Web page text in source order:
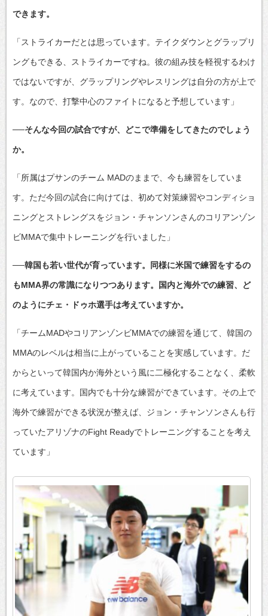
できます。
「ストライカーだとは思っています。テイクダウンとグラップリ
ングもできる、ストライカーですね。彼の組み技を軽視するわけ
ではないですが、グラップリングやレスリングは自分の方が上で
す。なので、打撃中心のファイトになると予想しています」
──そんな今回の試合ですが、どこで準備をしてきたのでしょう
か。
「所属はプサンのチーム MADのままで、今も練習をしていま
す。ただ今回の試合に向けては、初めて対策練習やコンディショ
ニングとストレングスをジョン・チャンソンさんのコリアンゾン
ビMMAで集中トレーニングを行いました」
──韓国も若い世代が育っています。同様に米国で練習をするの
もMMA界の常識になりつつあります。国内と海外での練習、ど
のようにチェ・ドゥホ選手は考えていますか。
「チームMADやコリアンゾンビMMAでの練習を通じて、韓国の
MMAのレベルは相当に上がっていることを実感しています。だ
からといって韓国内か海外という風に二極化することなく、柔軟
に考えています。国内でも十分な練習ができています。その上で
海外で練習ができる状況が整えば、ジョン・チャンソンさんも行
っていたアリゾナのFight Readyでトレーニングすることを考え
ています」